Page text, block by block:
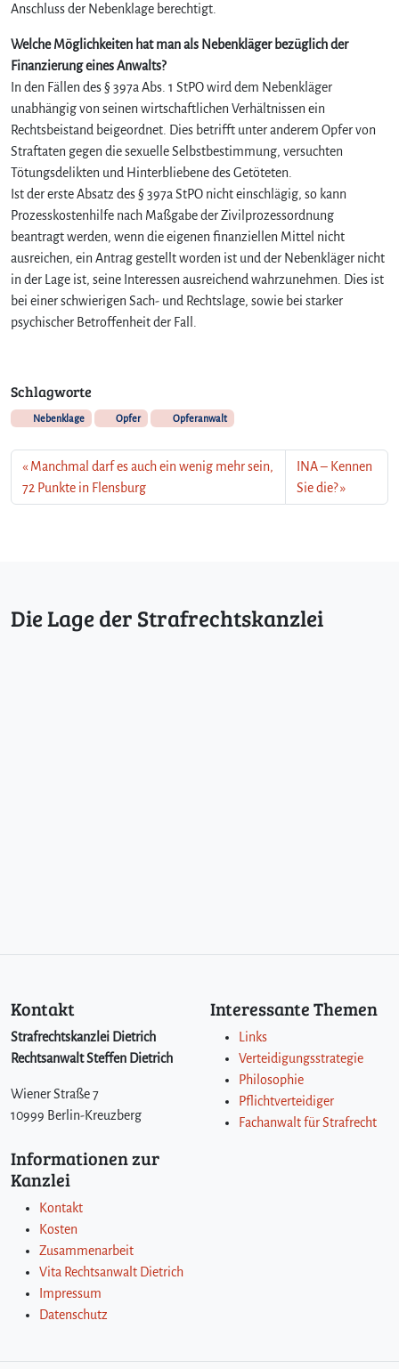
Anschluss der Nebenklage berechtigt.
Welche Möglichkeiten hat man als Nebenkläger bezüglich der
Finanzierung eines Anwalts?
In den Fällen des § 397a Abs. 1 StPO wird dem Nebenkläger
unabhängig von seinen wirtschaftlichen Verhältnissen ein
Rechtsbeistand beigeordnet. Dies betrifft unter anderem Opfer von
Straftaten gegen die sexuelle Selbstbestimmung, versuchten
Tötungsdelikten und Hinterbliebene des Getöteten.
Ist der erste Absatz des § 397a StPO nicht einschlägig, so kann
Prozesskostenhilfe nach Maßgabe der Zivilprozessordnung
beantragt werden, wenn die eigenen finanziellen Mittel nicht
ausreichen, ein Antrag gestellt worden ist und der Nebenkläger nicht
in der Lage ist, seine Interessen ausreichend wahrzunehmen. Dies ist
bei einer schwierigen Sach- und Rechtslage, sowie bei starker
psychischer Betroffenheit der Fall.
Schlagworte
Nebenklage Opfer Opferanwalt
Manchmal darf es auch ein wenig mehr sein,
72 Punkte in Flensburg
INA – Kennen
Sie die?
Die Lage der Strafrechtskanzlei
Kontakt
Strafrechtskanzlei Dietrich
Rechtsanwalt Steffen Dietrich
Wiener Straße 7
10999 Berlin-Kreuzberg
Interessante Themen
Links
Verteidigungsstrategie
Philosophie
Pflichtverteidiger
Fachanwalt für Strafrecht
Informationen zur
Kanzlei
Kontakt
Kosten
Zusammenarbeit
Vita Rechtsanwalt Dietrich
Impressum
Datenschutz